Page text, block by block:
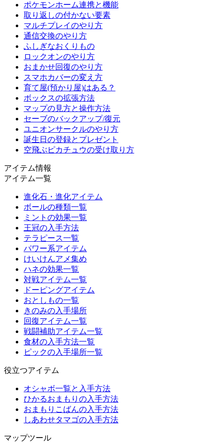
ポケモンホーム連携と機能
取り返しの付かない要素
マルチプレイのやり方
通信交換のやり方
ふしぎなおくりもの
ロックオンのやり方
おまかせ回復のやり方
スマホカバーの変え方
育て屋(預かり屋)はある？
ボックスの拡張方法
マップの見方と操作方法
セーブのバックアップ/復元
ユニオンサークルのやり方
誕生日の登録とプレゼント
空飛ぶピカチュウの受け取り方
アイテム情報
アイテム一覧
進化石・進化アイテム
ボールの種類一覧
ミントの効果一覧
王冠の入手方法
テラピース一覧
パワー系アイテム
けいけんアメ集め
ハネの効果一覧
対戦アイテム一覧
ドーピングアイテム
おとしもの一覧
きのみの入手場所
回復アイテム一覧
戦闘補助アイテム一覧
食材の入手方法一覧
ピックの入手場所一覧
役立つアイテム
オシャボ一覧と入手方法
ひかるおまもりの入手方法
おまもりこばんの入手方法
しあわせタマゴの入手方法
マップツール